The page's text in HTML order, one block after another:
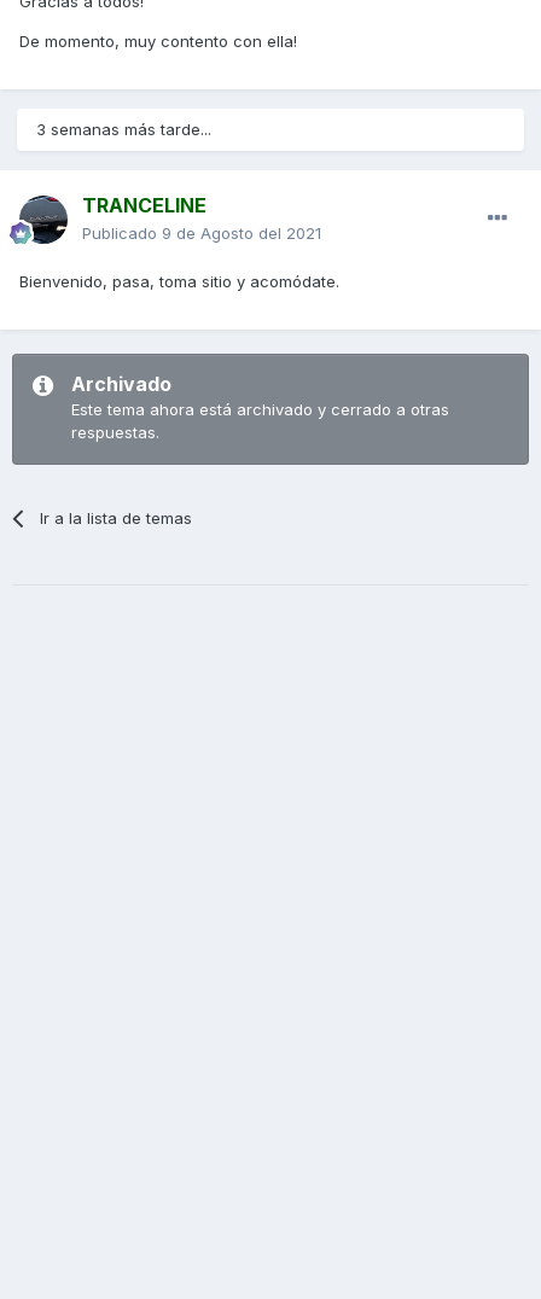
De momento, muy contento con ella!
3 semanas más tarde...
TRANCELINE
Publicado 9 de Agosto del 2021
Bienvenido, pasa, toma sitio y acomódate.
Archivado
Este tema ahora está archivado y cerrado a otras
respuestas.
Ir a la lista de temas